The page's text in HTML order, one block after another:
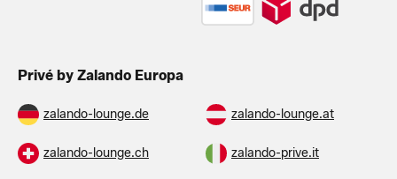
Privé by Zalando Europa
zalando-lounge.de zalando-lounge.at
zalando-lounge.ch zalando-prive.it